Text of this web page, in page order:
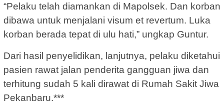
“Pelaku telah diamankan di Mapolsek. Dan korban
dibawa untuk menjalani visum et revertum. Luka
korban berada tepat di ulu hati,” ungkap Guntur.
Dari hasil penyelidikan, lanjutnya, pelaku diketahui
pasien rawat jalan penderita gangguan jiwa dan
terhitung sudah 5 kali dirawat di Rumah Sakit Jiwa
Pekanbaru.***